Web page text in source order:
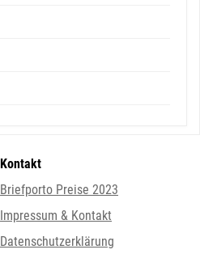
Kontakt
Briefporto Preise 2023
Impressum & Kontakt
Datenschutzerklärung